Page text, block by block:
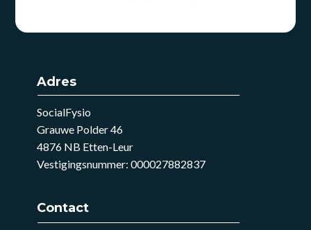
Adres
SocialFysio
Grauwe Polder 46
4876 NB Etten-Leur
Vestigingsnummer: 000027882837
Contact